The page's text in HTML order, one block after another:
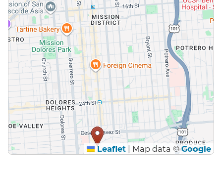
Leaflet Map data ©Google